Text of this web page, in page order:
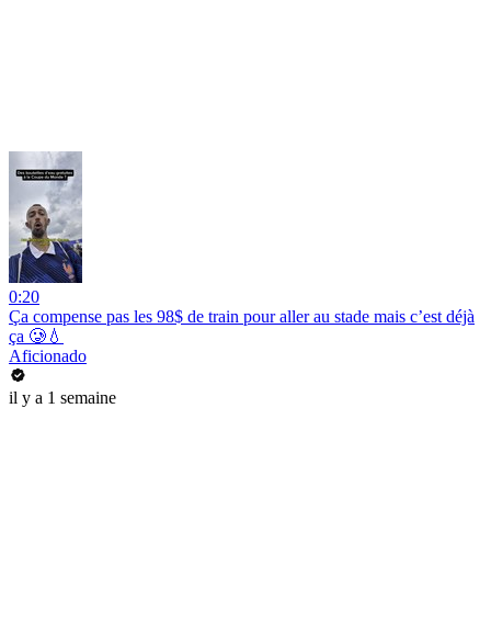
0:20
Ça compense pas les 98$ de train pour aller au stade mais c’est déjà
ça 🥲💧
Aficionado
il y a 1 semaine